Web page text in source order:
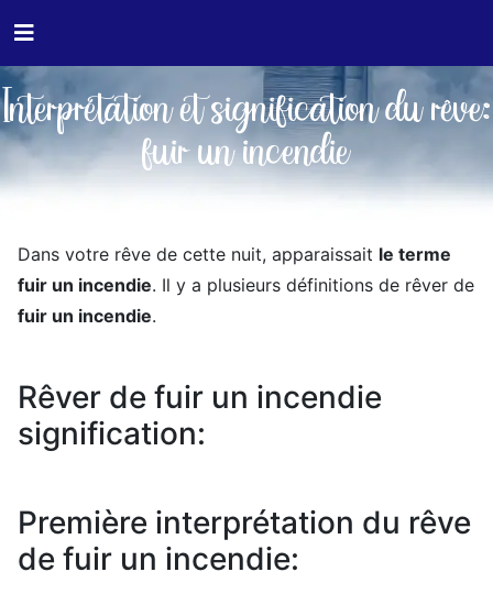
Interprétation et signification du rêve:
fuir un incendie
Dans votre rêve de cette nuit, apparaissait le terme
fuir un incendie. Il y a plusieurs définitions de rêver de
fuir un incendie.
Rêver de fuir un incendie
signification:
Première interprétation du rêve
de fuir un incendie: